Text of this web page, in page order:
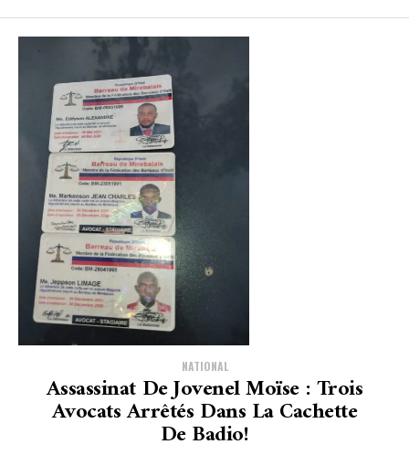
NATIONAL
Assassinat De Jovenel Moïse : Trois
Avocats Arrêtés Dans La Cachette
De Badio!